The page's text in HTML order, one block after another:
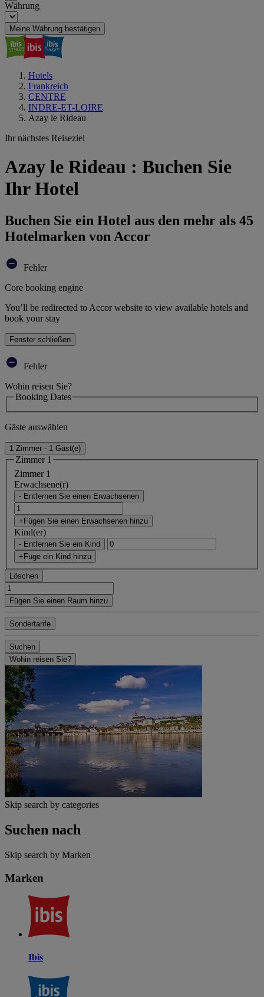
Währung
Meine Währung bestätigen
Hotels
Frankreich
CENTRE
INDRE-ET-LOIRE
Azay le Rideau
Ihr nächstes Reiseziel
Azay le Rideau : Buchen Sie
Ihr Hotel
Buchen Sie ein Hotel aus den mehr als 45
Hotelmarken von Accor
Fehler
Core booking engine
You’ll be redirected to Accor website to view available hotels and
book your stay
Fenster schließen
Fehler
Wohin reisen Sie?
Booking Dates
Gäste auswählen
1 Zimmer - 1 Gäst(e)
Zimmer 1
Zimmer 1
Erwachsene(r)
- Entfernen Sie einen Erwachsenen
+Fügen Sie einen Erwachsenen hinzu
Kind(er)
- Entfernen Sie ein Kind
+Füge ein Kind hinzu
Löschen
Fügen Sie einen Raum hinzu
Sondertarife
Suchen
Wohin reisen Sie?
Skip search by categories
Suchen nach
Skip search by Marken
Marken
Ibis